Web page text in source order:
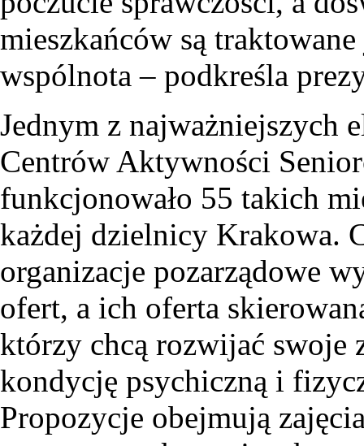
mieszkańców są
wspólnota – podkreśla
Jednym z najważniejszych
Centrów Aktywności
funkcjonowało 55 takich
każdej dzielnicy Krakowa.
organizacje pozarządowe
ofert, a ich oferta
którzy chcą rozwijać swoje
kondycję psychiczną i
Propozycje obejmują